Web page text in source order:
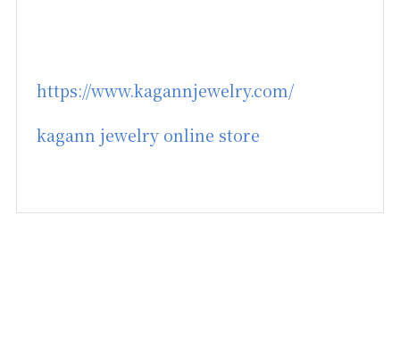
https://www.kagannjewelry.com/
kagann jewelry online store